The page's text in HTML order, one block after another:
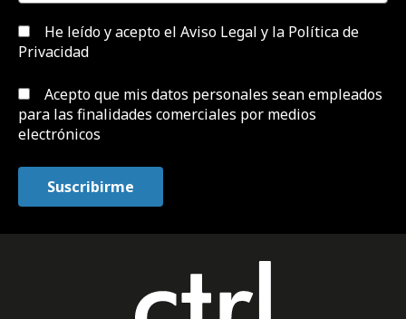
He leído y acepto el Aviso Legal y la Política de
Privacidad
Acepto que mis datos personales sean empleados
para las finalidades comerciales por medios
electrónicos